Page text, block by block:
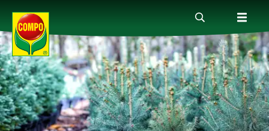
Prodotti
Magazine